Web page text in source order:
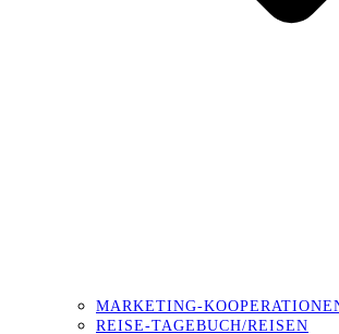
MARKETING-
REISE-TAGEBUCH/REISEN